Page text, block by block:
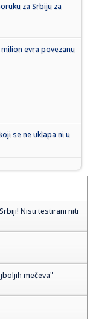
za Srbiju za
evra povezanu
se ne uklapa ni u
Nisu testirani niti
mečeva"